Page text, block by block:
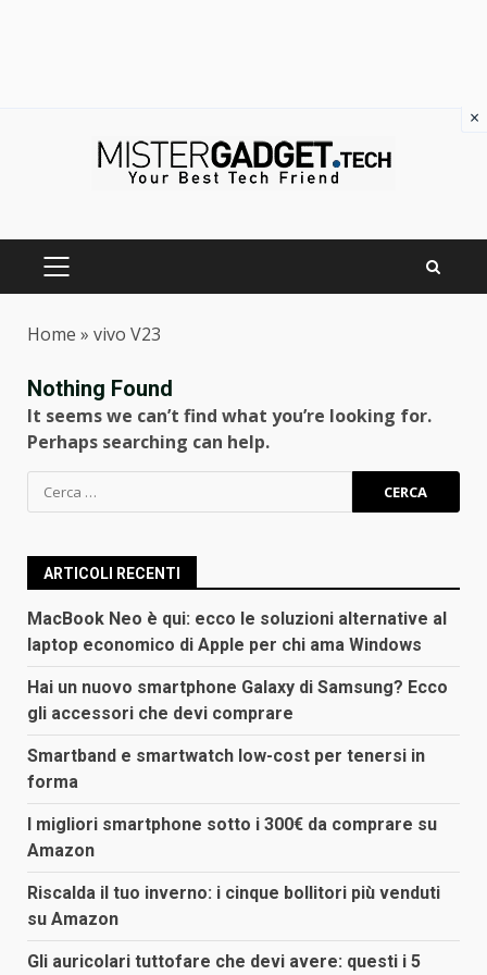
PRIMARY
Home » vivo V23
Nothing Found
It seems we can’t find what you’re looking for.
Perhaps searching can help.
Ricerca
per:
ARTICOLI RECENTI
MacBook Neo è qui: ecco le soluzioni alternative al
laptop economico di Apple per chi ama Windows
Hai un nuovo smartphone Galaxy di Samsung? Ecco
gli accessori che devi comprare
Smartband e smartwatch low-cost per tenersi in
forma
I migliori smartphone sotto i 300€ da comprare su
Amazon
Riscalda il tuo inverno: i cinque bollitori più venduti
su Amazon
Gli auricolari tuttofare che devi avere: questi i 5
×